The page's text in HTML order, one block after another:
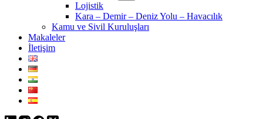
Lojistik
Kara – Demir – Deniz Yolu – Havacılık
Kamu ve Sivil Kuruluşları
Makaleler
İletişim